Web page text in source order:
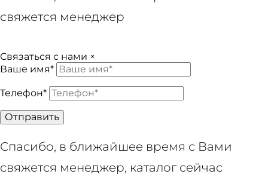
свяжется менеджер
Связаться с нами ×
Ваше имя*
Телефон*
Отправить
Спасибо, в ближайшее время с Вами
свяжется менеджер, каталог сейчас